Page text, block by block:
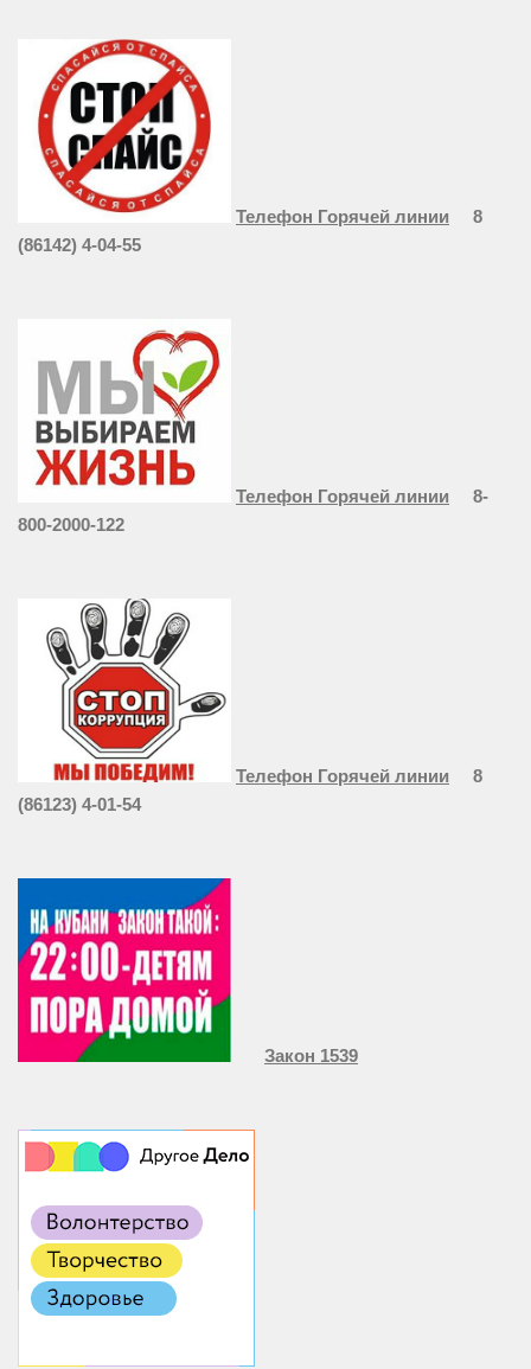
Телефон Горячей линии
8
(86142) 4-04-55
Телефон Горячей линии
8-
800-2000-122
Телефон Горячей линии
8
(86123) 4-01-54
Закон 1539